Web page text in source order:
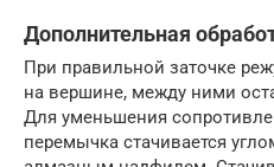
Дополнительная
При правильной заточке
на вершине, между ними
Для уменьшения
перемычка стачивается